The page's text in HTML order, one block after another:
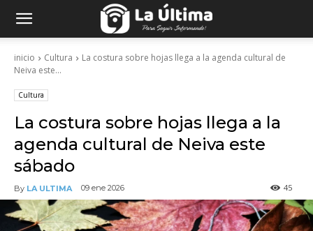
inicio Cultura
La costura sobre hojas llega a la agenda cultural de
Neiva este...
Cultura
La costura sobre hojas llega a la
agenda cultural de Neiva este
sábado
By LA ULTIMA 09 ene 2026 45